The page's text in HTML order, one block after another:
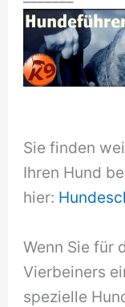
Sie finden
Ihren Hund
hier:
Wenn Sie für
Vierbeiners
spezielle